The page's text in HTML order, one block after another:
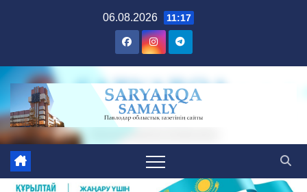
06.08.2026 11:17